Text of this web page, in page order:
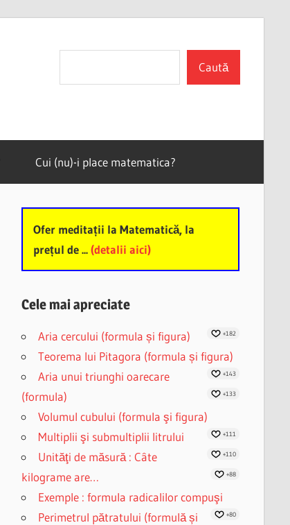
Caută
Cui (nu)-i place matematica?
Ofer meditații la Matematică, la
prețul de ...(detalii aici)
Cele mai apreciate
Aria cercului (formula și figura) +182
Teorema lui Pitagora (formula și figura)
+143
Aria unui triunghi oarecare
(formula)
+133
Volumul cubului (formula şi figura)
+111
Multiplii şi submultiplii litrului
+110
Unităţi de măsură : Câte
kilograme are…
+88
Exemple : formula radicalilor compuşi
+80
Perimetrul pătratului (formulă și